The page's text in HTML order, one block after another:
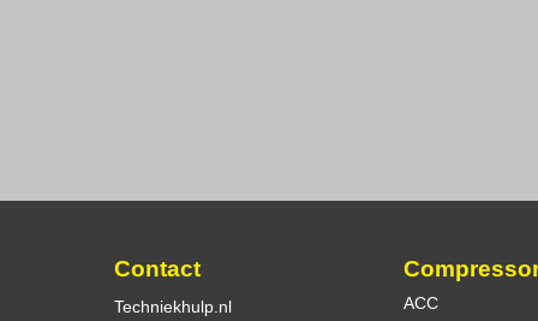
Contact
Techniekhulp.nl
ACC